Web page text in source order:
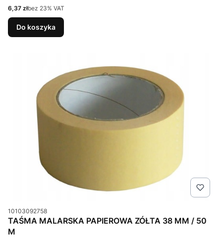
Cena netto
6,37 złbez 23% VAT
Do koszyka
Kod produktu
10103092758
TAŚMA MALARSKA PAPIEROWA ZÓŁTA 38 MM / 50
M